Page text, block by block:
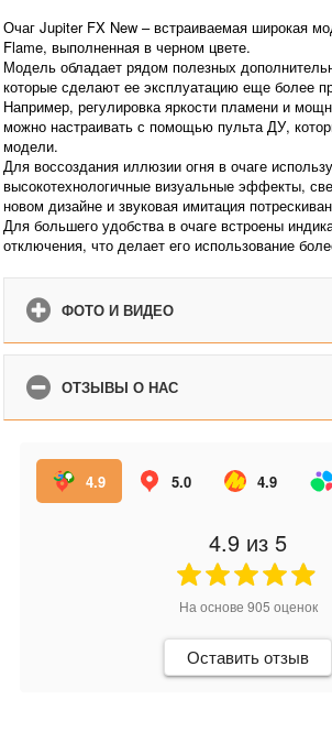
Очаг Jupiter FX New – встраиваемая широкая
Flame, выполненная в черном цвете.
Модель обладает рядом полезных
которые сделают ее эксплуатацию еще более
Например, регулировка яркости пламени и
можно настраивать с помощью пульта ДУ,
модели.
Для воссоздания иллюзии огня в очаге
высокотехнологичные визуальные эффекты,
новом дизайне и звуковая имитация
Для большего удобства в очаге встроены
отключения, что делает его использование
ФОТО И ВИДЕО
ОТЗЫВЫ О НАС
4.9 5.0 4.9
4.9 из 5
На основе 905 оценок
Оставить отзыв